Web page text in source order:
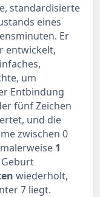
standardisierte
eines
Er
entwickelt,
um
Entbindung
fünf Zeichen
und die
zwischen 0
1
wiederholt,
7 liegt.